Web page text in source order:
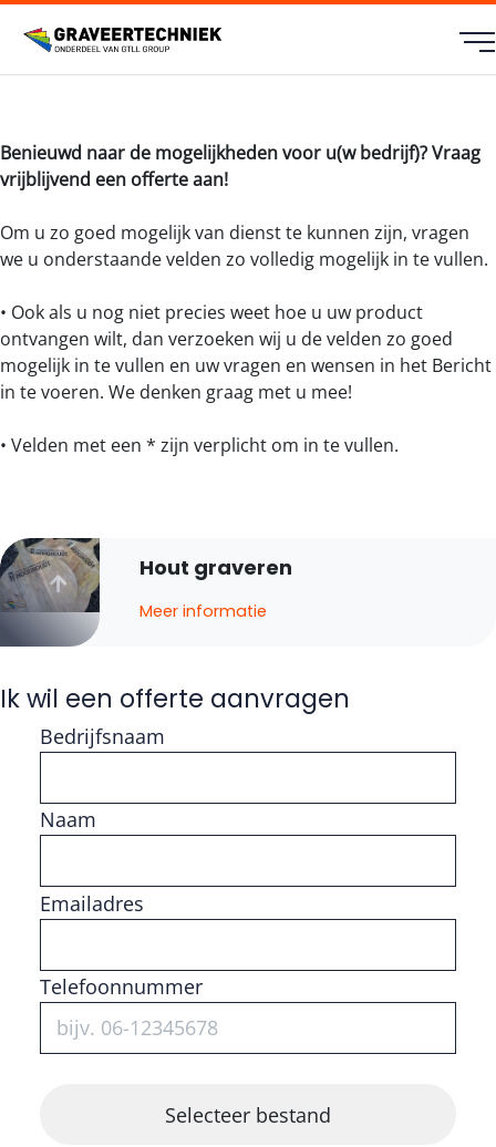
Benieuwd naar de mogelijkheden voor u(w bedrijf)? Vraag
vrijblijvend een offerte aan!
Om u zo goed mogelijk van dienst te kunnen zijn, vragen
we u onderstaande velden zo volledig mogelijk in te vullen.
• Ook als u nog niet precies weet hoe u uw product
ontvangen wilt, dan verzoeken wij u de velden zo goed
mogelijk in te vullen en uw vragen en wensen in het Bericht
in te voeren. We denken graag met u mee!
• Velden met een * zijn verplicht om in te vullen.
Hout graveren
Meer informatie
Ik wil een offerte aanvragen
Bedrijfsnaam
Naam
Vul getal in
Emailadres
Telefoonnummer